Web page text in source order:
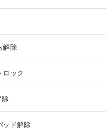
解除
ロック
除
ッド解除